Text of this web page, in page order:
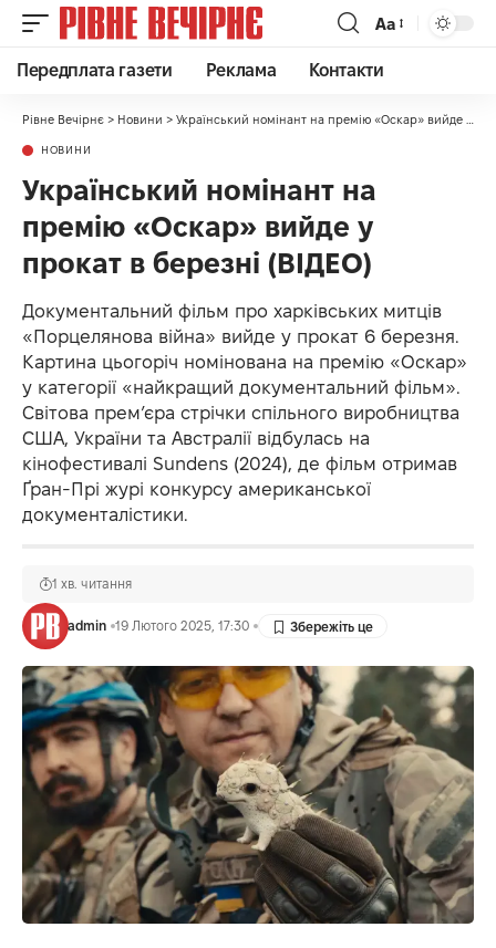
Аа
Передплата газети Реклама Контакти
Рівне Вечірнє > Новини > Український номінант на премію «Оскар» вийде у прокат в березні (ВІДЕО)
НОВИНИ
Український номінант на
премію «Оскар» вийде у
прокат в березні (ВІДЕО)
Документальний фільм про харківських митців
«Порцелянова війна» вийде у прокат 6 березня.
Картина цьогоріч номінована на премію «Оскар»
у категорії «найкращий документальний фільм».
Світова прем’єра стрічки спільного виробництва
США, України та Австралії відбулась на
кінофестивалі Sundens (2024), де фільм отримав
Ґран-Прі журі конкурсу американської
документалістики.
admin 19 Лютого 2025, 17:30
1 хв. читання